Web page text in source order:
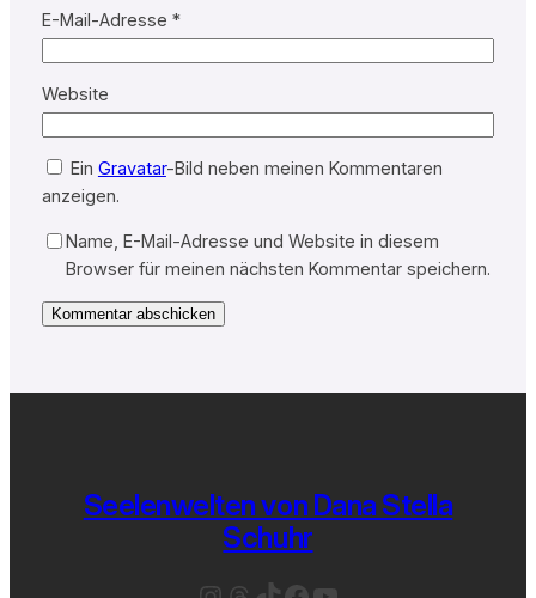
E-Mail-Adresse *
Website
Ein Gravatar-Bild neben meinen Kommentaren
anzeigen.
Name, E-Mail-Adresse und Website in diesem
Browser für meinen nächsten Kommentar speichern.
Seelenwelten von Dana Stella
Schuhr